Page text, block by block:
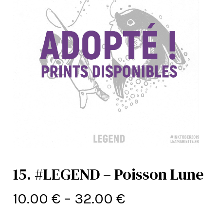
15. #LEGEND – Poisson Lune
10.00 €– 32.00 €